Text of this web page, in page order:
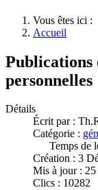
Vous êtes ici :
Accueil
Publications
personnelles
Détails
Écrit par :
Catégorie :
Temps de
Création : 3
Mis à jour :
Clics : 10282